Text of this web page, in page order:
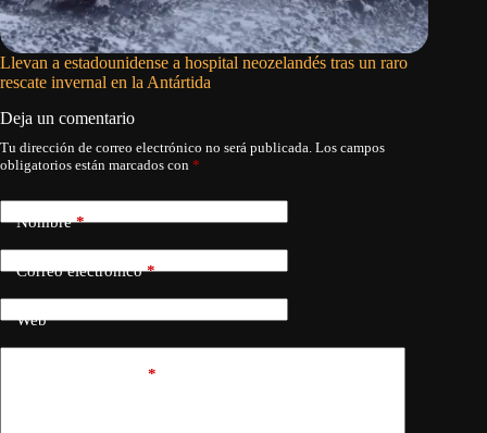
Llevan a estadounidense a hospital neozelandés tras un raro
rescate invernal en la Antártida
Deja un comentario
Tu dirección de correo electrónico no será publicada. Los campos
obligatorios están marcados con *
Nombre*
Correo electrónico*
Web
*